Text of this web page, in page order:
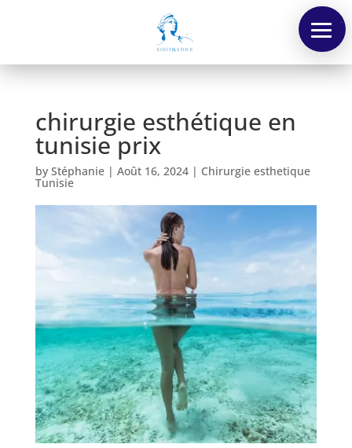
chirurgie esthétique en
tunisie prix
by Stéphanie| Août 16, 2024| Chirurgie esthetique
Tunisie